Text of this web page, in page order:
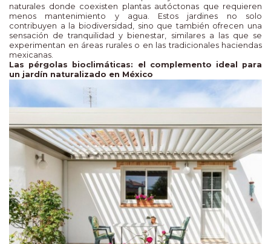
naturales donde coexisten plantas autóctonas que requieren
menos mantenimiento y agua. Estos jardines no solo
contribuyen a la biodiversidad, sino que también ofrecen una
sensación de tranquilidad y bienestar, similares a las que se
experimentan en áreas rurales o en las tradicionales haciendas
mexicanas.
Las pérgolas bioclimáticas: el complemento ideal para
un jardín naturalizado en México